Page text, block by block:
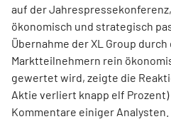
auf der
ökonomisch und strategisch
Übernahme der XL Group
Marktteilnehmern rein
gewertet wird, zeigte die
Aktie verliert knapp elf
Kommentare einiger Analysten.